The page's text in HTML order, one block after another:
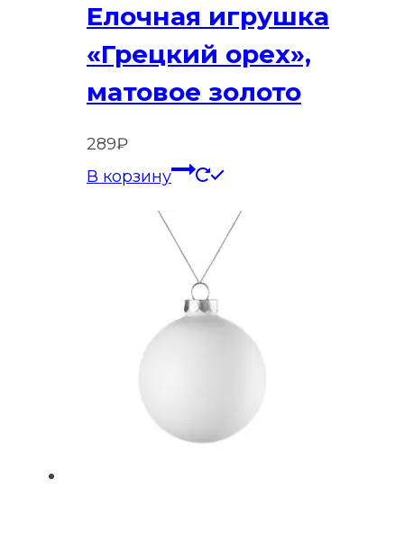
Елочная игрушка
«Грецкий орех»,
матовое золото
289₽
В корзину